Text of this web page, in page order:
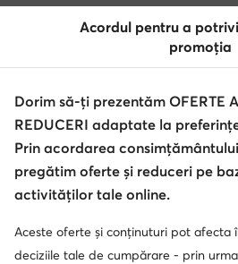
Acordul pentru a
promoția
Dorim să-ți prezentăm OFERTE
REDUCERI adaptate la
Prin acordarea
pregătim oferte și reduceri pe
activităților tale online.
Aceste oferte și conținuturi pot afecta
deciziile tale de cumpărare - prin